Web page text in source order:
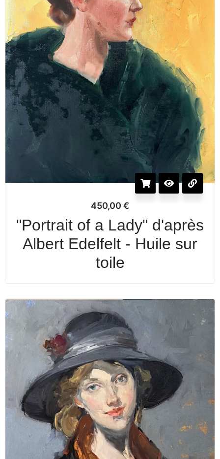
450,00 €
"Portrait of a Lady" d'après
Albert Edelfelt - Huile sur
toile